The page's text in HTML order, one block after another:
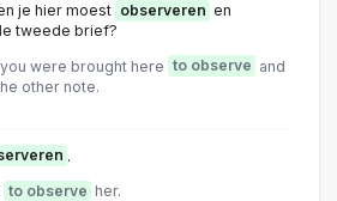
je hier moest observeren en
tweede brief?
were brought here to observe and
other note.
.
to observe her.